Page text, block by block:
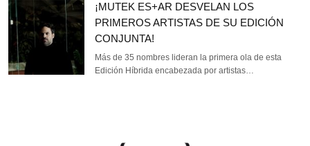
¡MUTEK ES+AR DESVELAN LOS
PRIMEROS ARTISTAS DE SU EDICIÓN
CONJUNTA!
Más de 35 nombres lideran la primera ola de esta
Edición Híbrida encabezada por artistas…